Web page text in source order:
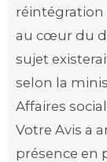
réintégration
au cœur du
sujet
selon la
Affaires
Votre Avis a
présence en